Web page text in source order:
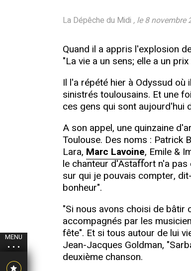
MENU
La Dépêche du Midi , le 8 novembre
Quand il a appris l'explosion
"La vie a un sens; elle a un
Il l'a répété hier à Odyssud
sinistrés toulousains. Et une
ces gens qui sont aujourd'hui
A son appel, une quinzaine
Toulouse. Des noms : Patrick
Lara, Marc Lavoine, Emile &
le chanteur d'Astaffort n'a
sur qui je pouvais compter,
bonheur".
"Si nous avons choisi de
accompagnés par les
fête". Et si tous autour de lui
Jean-Jacques Goldman,
deuxième chanson.